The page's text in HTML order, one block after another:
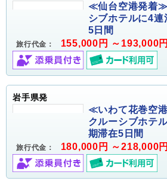
≪仙台空港発着≫
シブホテルに4
5日間
旅行代金： 155,000円 ～193,000円
岩手県発
≪いわて花巻空
クルーシブホテ
期滞在5日間
旅行代金： 180,000円 ～218,000円